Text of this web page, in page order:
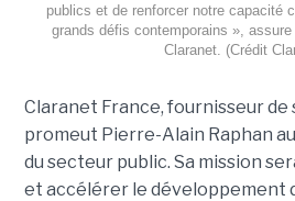
publics et de renforcer notre capacité
grands défis contemporains »,
Claranet. (Crédit
Claranet France, fournisseur de
promeut Pierre-Alain Raphan
du secteur public. Sa mission
et accélérer le développement